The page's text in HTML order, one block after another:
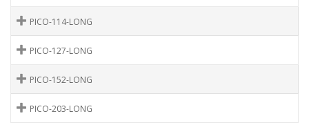
PICO-114-LONG
PICO-127-LONG
PICO-152-LONG
PICO-203-LONG